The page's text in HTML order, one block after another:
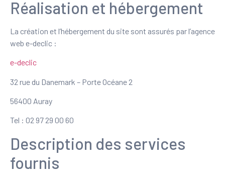
Réalisation et hébergement
La création et l’hébergement du site sont assurés par l’agence
web e-declic :
e-declic
32 rue du Danemark – Porte Océane 2
56400 Auray
Tel : 02 97 29 00 60
Description des services
fournis